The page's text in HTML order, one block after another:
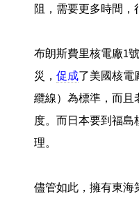
阻，需要更多時間，
布朗斯費里核電廠1
災， 促成了美國核電
纜線）為標準，而且
度。而日本要到福島
理。
儘管如此，擁有東海